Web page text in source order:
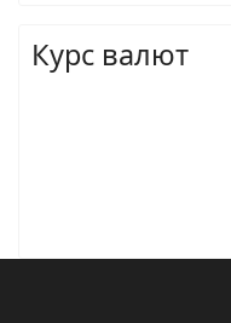
Курс валют